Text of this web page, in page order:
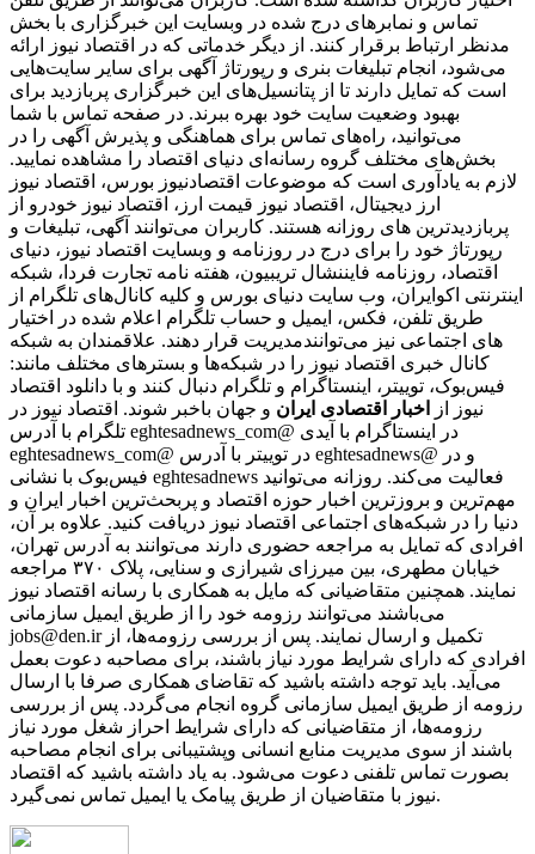
تماس و نمابرهای درج شده در وبسایت این خبرگزاری با بخش
مدنظر ارتباط برقرار کنند. از دیگر خدماتی که در اقتصاد نیوز ارائه
می‌شود، انجام تبلیغات بنری و رپورتاژ آگهی برای سایر سایت‌هایی
است که تمایل دارند تا از پتانسیل‌های این خبرگزاری پربازدید برای
بهبود وضعیت سایت خود بهره ببرند. در صفحه تماس با شما
می‌توانید، راه‌های تماس برای هماهنگی و پذیرش آگهی را در
بخش‌های مختلف گروه رسانه‌ای دنیای اقتصاد را مشاهده نمایید.
لازم به یادآوری است که موضوعات اقتصادنیوز بورس، اقتصاد نیوز
ارز دیجیتال، اقتصاد نیوز قیمت ارز، اقتصاد نیوز خودرو از
پربازدیدترین های روزانه هستند. کاربران می‌توانند آگهی، تبلیغات و
رپورتاژ خود را برای درج در روزنامه و وبسایت اقتصاد نیوز، دنیای
اقتصاد، روزنامه فایننشال تریبیون، هفته نامه تجارت فردا، شبکه
اینترنتی اکوایران، وب سایت دنیای بورس و کلیه کانال‌های تلگرام از
طریق تلفن، فکس، ایمیل و حساب تلگرام اعلام شده در اختیار
مدیریت قرار دهند. علاقمندان به شبکه‎‌های اجتماعی نیز می‌توانند
کانال خبری اقتصاد نیوز را در شبکه‌ها و بسترهای مختلف مانند:
فیس‌بوک، توییتر، اینستاگرام و تلگرام دنبال کنند و با دانلود اقتصاد
نیوز از
اخبار اقتصادی ایران و جهان باخبر شوند. اقتصاد نیوز در
تلگرام با آدرس eghtesadnews_com@ در اینستاگرام با آیدی
eghtesadnews_com@ در توییتر با آدرس eghtesadnews@ و در
فیس‌بوک با نشانی eghtesadnews فعالیت می‌کند. روزانه می‌توانید
مهم‌ترین و بروزترین اخبار حوزه اقتصاد و پربحث‌ترین اخبار ایران و
دنیا را در شبکه‌های اجتماعی اقتصاد نیوز دریافت کنید. علاوه بر آن،
افرادی که تمایل به مراجعه حضوری دارند می‌توانند به آدرس تهران،
خیابان مطهری، بین میرزای شیرازی و سنایی، پلاک ۳۷۰ مراجعه
نمایند. همچنین متقاضیانی که مایل به همکاری با رسانه‌ اقتصاد نیوز
می‌باشند می‌توانند رزومه خود را از طریق ایمیل سازمانی
jobs@den.ir تکمیل و ارسال نمایند. پس از بررسی رزومه‌ها، از
افرادی که دارای شرایط مورد نیاز باشند، برای مصاحبه دعوت بعمل
می‌آید. باید توجه داشته باشید که تقاضای همکاری صرفا با ارسال
رزومه از طریق ایمیل سازمانی گروه انجام می‌گردد. پس از بررسی
رزومه‌ها، از متقاضیانی که دارای شرایط احراز شغل مورد نیاز
باشند از سوی مدیریت منابع انسانی وپشتیبانی برای انجام مصاحبه
بصورت تماس تلفنی دعوت می‌شود. به یاد داشته باشید که اقتصاد
نیوز با متقاضیان از طریق پیامک یا ایمیل تماس نمی‌گیرد.